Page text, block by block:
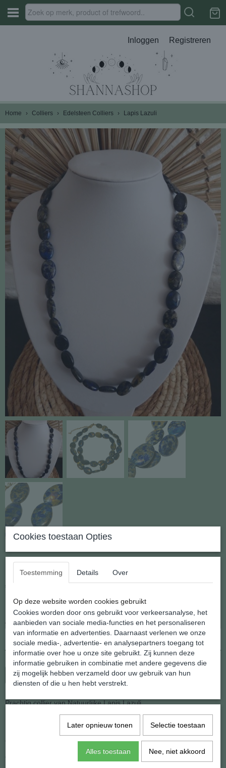
Inloggen Registreren
Home › Colliers › Edelsteen Colliers › Lapis Lazuli
Lapis Lazuli
€ 49,95
Op voorraad- Levertijd 2 - 3 werkdagen
Aantal
In winkelwagen
Prachtig collier van Natuurlijke Lapis Lazuli
En van de meest gewilde steensoorten sinds de tijd van de Farao's
en nog steeds terug te vinden in vele sieraden
en schilderijen als grondstof voor de blauwe verf.
Cookies toestaan Opties
Toestemming Details Over
Op deze website worden cookies gebruikt
Cookies worden door ons gebruikt voor verkeersanalyse, het
aanbieden van sociale media-functies en het personaliseren
van informatie en advertenties. Daarnaast verlenen we onze
sociale media-, advertentie- en analysepartners toegang tot
informatie over hoe u onze site gebruikt. Zij kunnen deze
informatie gebruiken in combinatie met andere gegevens die
zij mogelijk hebben verzameld door uw gebruik van hun
diensten of die u hen hebt verstrekt.
Later opnieuw tonen Selectie toestaan
Alles toestaan Nee, niet akkoord